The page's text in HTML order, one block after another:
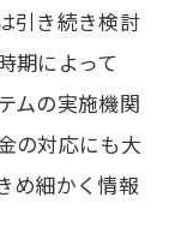
引き続き検討
期によって
ムの実施機関
の対応にも大
め細かく情報